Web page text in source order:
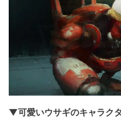
▼可愛いウサギのキャラク